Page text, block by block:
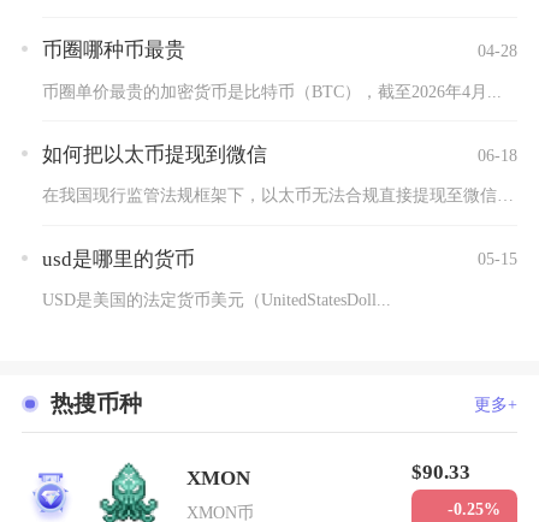
币圈哪种币最贵 04-28
币圈单价最贵的加密货币是比特币（BTC），截至2026年4月...
如何把以太币提现到微信 06-18
在我国现行监管法规框架下，以太币无法合规直接提现至微信零钱，...
usd是哪里的货币 05-15
USD是美国的法定货币美元（UnitedStatesDoll...
热搜币种 更多+
1
XMON
XMON币
$90.33
-0.25%